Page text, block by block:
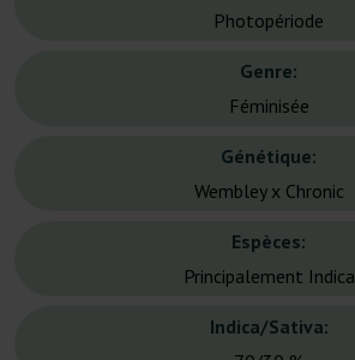
Photopériode
Genre:
Féminisée
Génétique:
Wembley x Chronic
Espèces:
Principalement Indica
Indica/Sativa: